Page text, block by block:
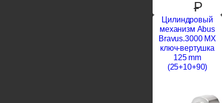
P
Цилиндровый
механизм Abus
Bravus.3000 MX
ключ-вертушка
125 mm
(25+10+90)